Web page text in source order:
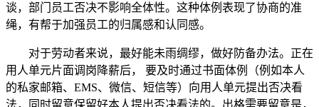
谈，部门员工否决不影响全体性。这种体例表现了协商的准
绳，有帮于加强员工的归属感和认同感。
对于劳动者来说，最好能未雨绸缪，做好防备办法。正在
用人单元片面调岗降薪后， 要及时通过书面体例（例如本人
的私家邮箱、EMS、微信、短信等）向用人单元提出否决看
法，同时留意保留好本人提出否决看法的。出格需要留意是，